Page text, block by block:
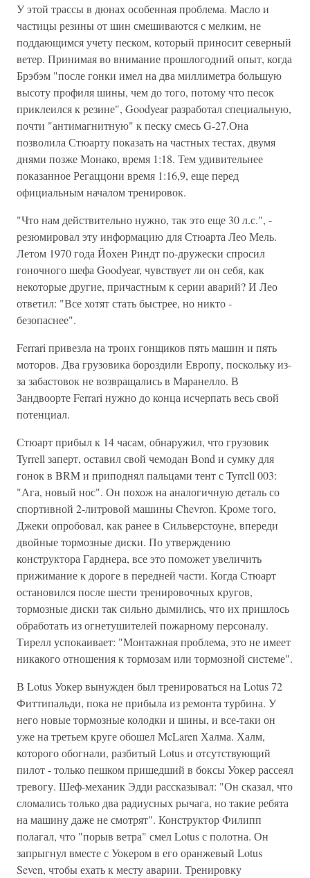
У этой трассы в дюнах особенная проблема. Масло и
частицы резины от шин смешиваются с мелким, не
поддающимся учету песком, который приносит северный
ветер. Принимая во внимание прошлогодний опыт, когда
Брэбэм "после гонки имел на два миллиметра большую
высоту профиля шины, чем до того, потому что песок
приклеился к резине", Goodyear разработал специальную,
почти "антимагнитную" к песку смесь G-27.Она
позволила Стюарту показать на частных тестах, двумя
днями позже Монако, время 1:18. Тем удивительнее
показанное Регаццони время 1:16,9, еще перед
официальным началом тренировок.
"Что нам действительно нужно, так это еще 30 л.с.", -
резюмировал эту информацию для Стюарта Лео Мель.
Летом 1970 года Йохен Риндт по-дружески спросил
гоночного шефа Goodyear, чувствует ли он себя, как
некоторые другие, причастным к серии аварий? И Лео
ответил: "Все хотят стать быстрее, но никто -
безопаснее".
Ferrari привезла на троих гонщиков пять машин и пять
моторов. Два грузовика бороздили Европу, поскольку из-
за забастовок не возвращались в Маранелло. В
Зандвоорте Ferrari нужно до конца исчерпать весь свой
потенциал.
Стюарт прибыл к 14 часам, обнаружил, что грузовик
Tyrrell заперт, оставил свой чемодан Bond и сумку для
гонок в BRM и приподнял пальцами тент с Tyrrell 003:
"Ага, новый нос". Он похож на аналогичную деталь со
спортивной 2-литровой машины Chevron. Кроме того,
Джеки опробовал, как ранее в Сильверстоуне, впереди
двойные тормозные диски. По утверждению
конструктора Гарднера, все это поможет увеличить
прижимание к дороге в передней части. Когда Стюарт
остановился после шести тренировочных кругов,
тормозные диски так сильно дымились, что их пришлось
обработать из огнетушителей пожарному персоналу.
Тирелл успокаивает: "Монтажная проблема, это не имеет
никакого отношения к тормозам или тормозной системе".
В Lotus Уокер вынужден был тренироваться на Lotus 72
Фиттипальди, пока не прибыла из ремонта турбина. У
него новые тормозные колодки и шины, и все-таки он
уже на третьем круге обошел McLaren Халма. Халм,
которого обогнали, разбитый Lotus и отсутствующий
пилот - только пешком пришедший в боксы Уокер рассеял
тревогу. Шеф-механик Эдди рассказывал: "Он сказал, что
сломались только два радиусных рычага, но такие ребята
на машину даже не смотрят". Конструктор Филипп
полагал, что "порыв ветра" смел Lotus с полотна. Он
запрыгнул вместе с Уокером в его оранжевый Lotus
Seven, чтобы ехать к месту аварии. Тренировку